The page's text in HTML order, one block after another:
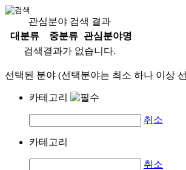
관심분야 검색 결과
대분류
중분류
관심분야명
검색결과가 없습니다.
선택된 분야 (선택분야는 최소 하나 이상
카테고리
취소
카테고리
취소